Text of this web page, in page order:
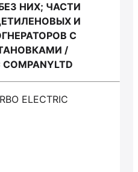
НИХ; ЧАСТИ
И
С
/
COMPANYLTD
ELECTRIC